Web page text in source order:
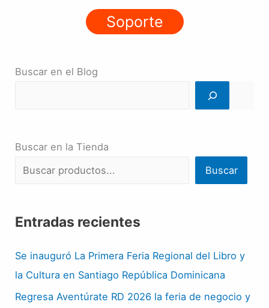
Soporte
Buscar en el Blog
Buscar en la Tienda
Buscar
Entradas recientes
Se inauguró La Primera Feria Regional del Libro y
la Cultura en Santiago República Dominicana
Regresa Aventúrate RD 2026 la feria de negocio y